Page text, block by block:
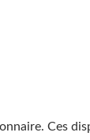
Ces